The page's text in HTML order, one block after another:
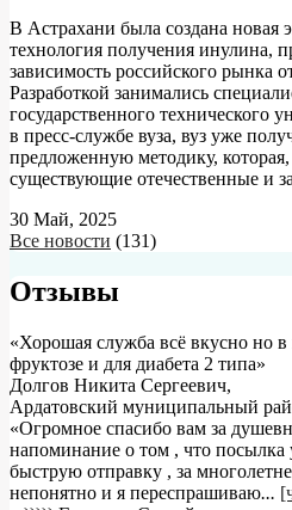
В Астрахани была создана новая
технология получения инулина,
зависимость российского рынка
Разработкой занимались
государственного технического
в пресс-службе вуза, вуз уже
предложенную методику,
существующие отечественные и
30 Май, 2025
Все новости (131)
Отзывы
«Хорошая служба всё вкусно но
фруктозе и для диабета 2 типа»
Долгов Никита Сергеевич,
Ардатовский муниципальный
«Огромное спасибо вам за
напоминание о том , что посылка
быструю отправку , за
непонятно и я переспрашиваю...